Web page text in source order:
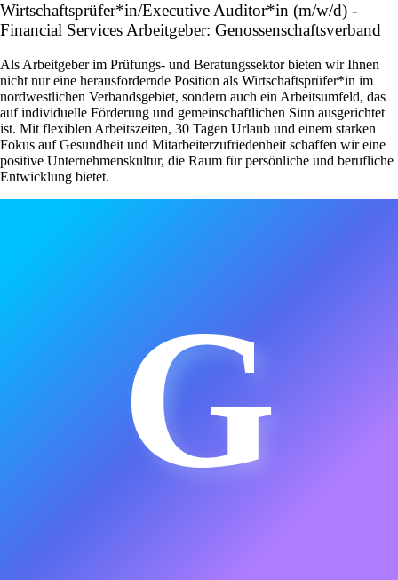
Wirtschaftsprüfer*in/Executive Auditor*in (m/w/d) -
Financial Services Arbeitgeber: Genossenschaftsverband
Als Arbeitgeber im Prüfungs- und Beratungssektor bieten wir Ihnen
nicht nur eine herausfordernde Position als Wirtschaftsprüfer*in im
nordwestlichen Verbandsgebiet, sondern auch ein Arbeitsumfeld, das
auf individuelle Förderung und gemeinschaftlichen Sinn ausgerichtet
ist. Mit flexiblen Arbeitszeiten, 30 Tagen Urlaub und einem starken
Fokus auf Gesundheit und Mitarbeiterzufriedenheit schaffen wir eine
positive Unternehmenskultur, die Raum für persönliche und berufliche
Entwicklung bietet.
G